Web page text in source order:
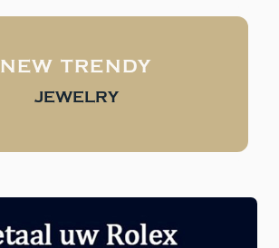
NEW TRENDY
JEWELRY